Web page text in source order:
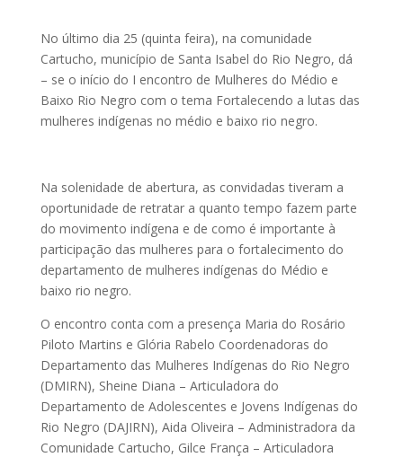
No último dia 25 (quinta feira), na comunidade
Cartucho, município de Santa Isabel do Rio Negro, dá
– se o início do I encontro de Mulheres do Médio e
Baixo Rio Negro com o tema Fortalecendo a lutas das
mulheres indígenas no médio e baixo rio negro.
Na solenidade de abertura, as convidadas tiveram a
oportunidade de retratar a quanto tempo fazem parte
do movimento indígena e de como é importante à
participação das mulheres para o fortalecimento do
departamento de mulheres indígenas do Médio e
baixo rio negro.
O encontro conta com a presença Maria do Rosário
Piloto Martins e Glória Rabelo Coordenadoras do
Departamento das Mulheres Indígenas do Rio Negro
(DMIRN), Sheine Diana – Articuladora do
Departamento de Adolescentes e Jovens Indígenas do
Rio Negro (DAJIRN), Aida Oliveira – Administradora da
Comunidade Cartucho, Gilce França – Articuladora